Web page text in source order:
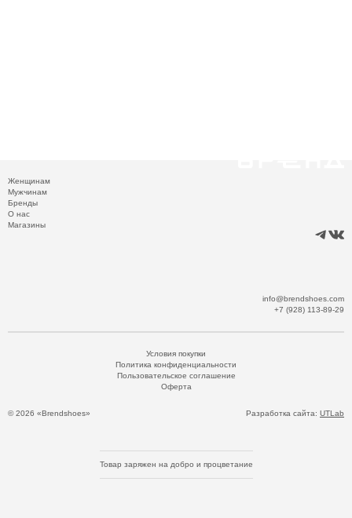
Женщинам
Мужчинам
Бренды
О нас
Магазины
info@brendshoes.com
+7 (928) 113-89-29
© 2026 «Brendshoes»
Условия покупки
Политика конфиденциальности
Пользовательское соглашение
Оферта
Разработка сайта: UTLab
Товар заряжен на добро и процветание